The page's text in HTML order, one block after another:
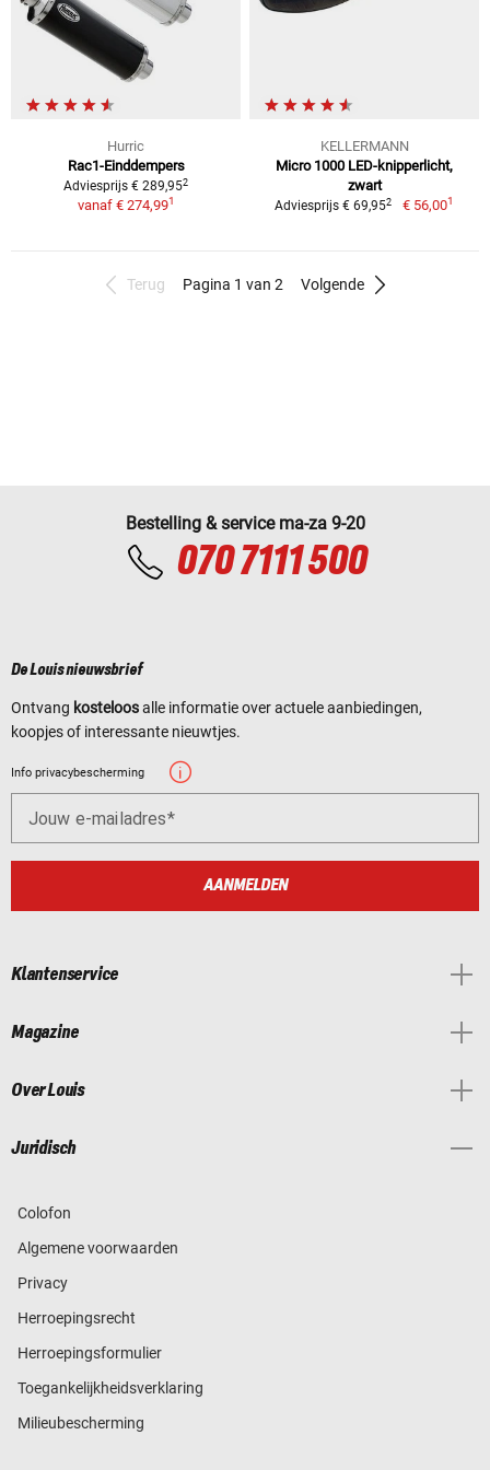
Hurric
Rac1-Einddempers
Adviesprijs € 289,952
vanaf € 274,991
KELLERMANN
Micro 1000 LED-knipperlicht,
zwart
Adviesprijs € 69,952 € 56,001
Terug Pagina 1 van 2 Volgende
Bestelling & service ma-za 9-20
070 7111 500
De Louis nieuwsbrief
Ontvang kosteloosalle informatie over actuele aanbiedingen,
koopjes of interessante nieuwtjes.
Info privacybescherming
Jouw e-mailadres
AANMELDEN
Klantenservice
Magazine
Over Louis
Juridisch
Colofon
Algemene voorwaarden
Privacy
Herroepingsrecht
Herroepingsformulier
Toegankelijkheidsverklaring
Milieubescherming